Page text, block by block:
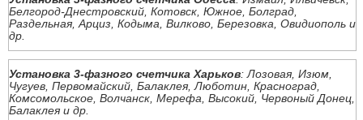
Белгород-Днестровский, Котовск, Южное, Болград,
Раздельная, Арциз, Кодыма, Вилково, Березовка, Овидиополь и
др.
Установка 3-фазного счетчика Харьков: Лозовая, Изюм,
Чугуев, Первомайский, Балаклея, Люботин, Красноград,
Комсомольское, Волчанск, Мерефа, Высокий, Червоный Донец,
Балаклея и др.